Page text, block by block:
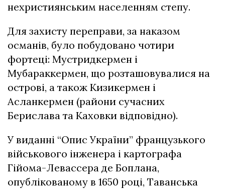
нехристиянським населенням степу.
Для захисту переправи, за наказом
османів, було побудовано чотири
фортеці: Мустридкермен і
Мубараккермен, що розташовувалися на
острові, а також Кизикермен і
Асланкермен (райони сучасних
Берислава та Каховки відповідно).
У виданні “Опис України” французького
військового інженера і картографа
Гійома-Левассера де Боплана,
опублікованому в 1650 році, Таванська